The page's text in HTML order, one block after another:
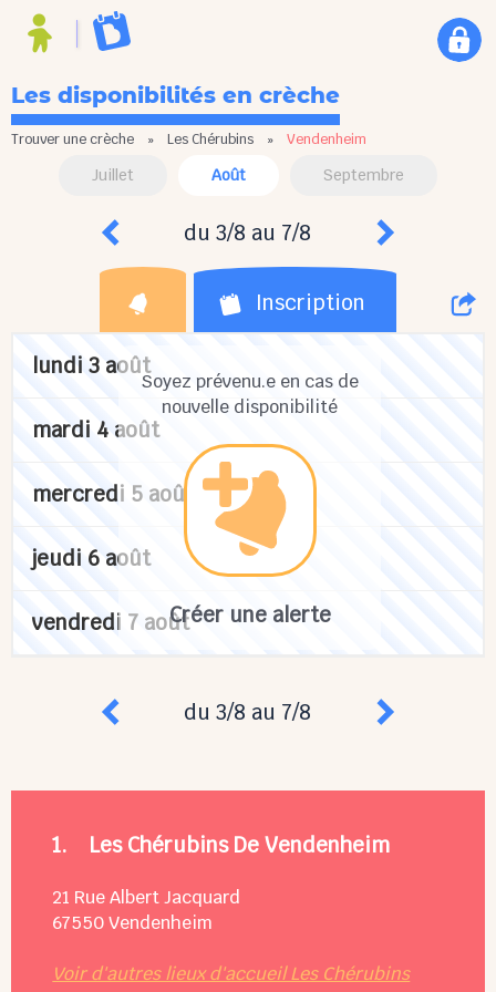
Les disponibilités en crèche
Trouver une crèche » Les Chérubins » Vendenheim
Juillet Août Septembre
du 3/8 au 7/8
Inscription
Soyez prévenu.e en cas de
nouvelle disponibilité
Créer une alerte
lundi 3 août
mardi 4 août
mercredi 5 août
jeudi 6 août
vendredi 7 août
du 3/8 au 7/8
1. Les Chérubins De Vendenheim
21 Rue Albert Jacquard
67550 Vendenheim
Voir d'autres lieux d'accueil Les Chérubins